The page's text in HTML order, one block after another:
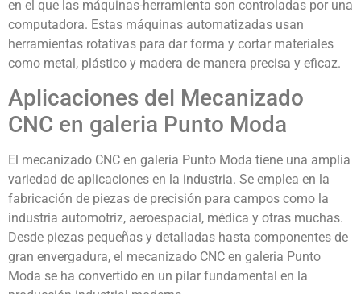
en el que las máquinas-herramienta son controladas por una
computadora. Estas máquinas automatizadas usan
herramientas rotativas para dar forma y cortar materiales
como metal, plástico y madera de manera precisa y eficaz.
Aplicaciones del Mecanizado
CNC en galeria Punto Moda
El mecanizado CNC en galeria Punto Moda tiene una amplia
variedad de aplicaciones en la industria. Se emplea en la
fabricación de piezas de precisión para campos como la
industria automotriz, aeroespacial, médica y otras muchas.
Desde piezas pequeñas y detalladas hasta componentes de
gran envergadura, el mecanizado CNC en galeria Punto
Moda se ha convertido en un pilar fundamental en la